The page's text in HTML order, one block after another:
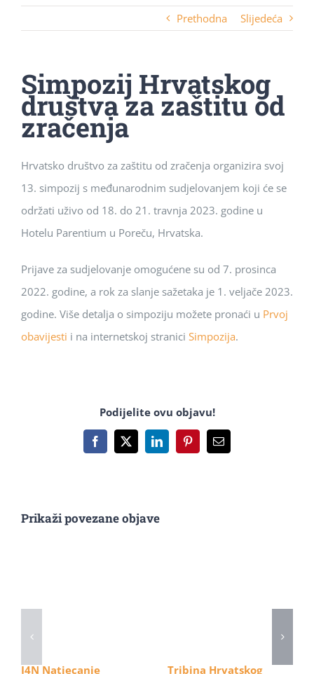
Prethodna Slijedeća
Simpozij Hrvatskog
društva za zaštitu od
zračenja
Hrvatsko društvo za zaštitu od zračenja organizira svoj
13. simpozij s međunarodnim sudjelovanjem koji će se
održati uživo od 18. do 21. travnja 2023. godine u
Hotelu Parentium u Poreču, Hrvatska.
Prijave za sudjelovanje omogućene su od 7. prosinca
2022. godine, a rok za slanje sažetaka je 1. veljače 2023.
godine. Više detalja o simpoziju možete pronaći u Prvoj
obavijesti i na internetskoj stranici Simpozija.
Podijelite ovu objavu!
Facebook
X LinkedInPinterestEmail:
Prikaži povezane objave
I4N Natjecanje
Tribina Hrvatskog